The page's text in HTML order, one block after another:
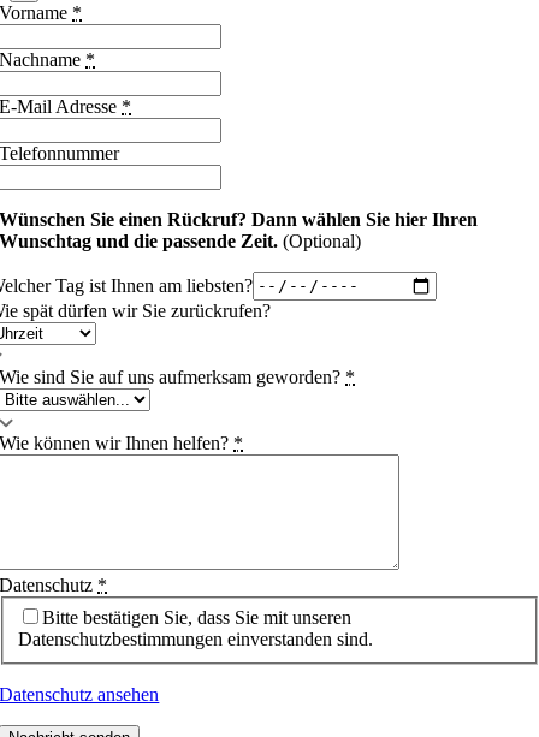
Vorname *
Nachname *
E-Mail Adresse *
Telefonnummer
Wünschen Sie einen Rückruf? Dann wählen Sie hier Ihren
Wunschtag und die passende Zeit.(Optional)
Tag ist Ihnen am liebsten?
spät dürfen wir Sie zurückrufen?
Wie sind Sie auf uns aufmerksam geworden? *
Wie können wir Ihnen helfen? *
Datenschutz *
Bitte bestätigen Sie, dass Sie mit unseren
Datenschutzbestimmungen einverstanden sind.
Datenschutz ansehen